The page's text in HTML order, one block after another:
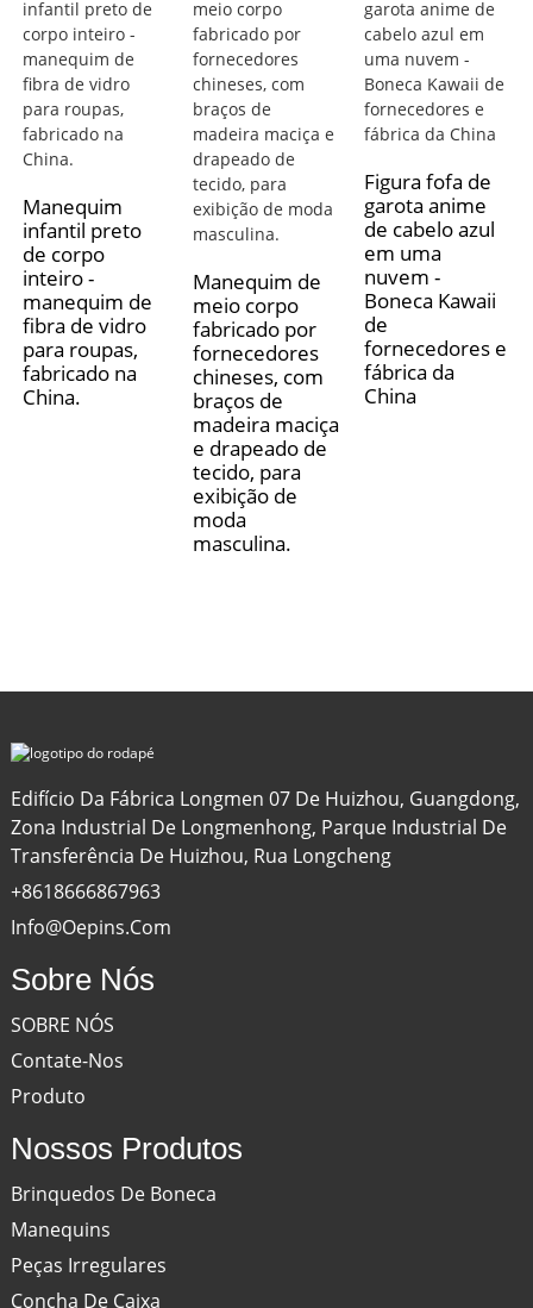
Manequim
infantil preto
de corpo
inteiro -
manequim de
fibra de vidro
para roupas,
fabricado na
China.
Manequim de
meio corpo
fabricado por
fornecedores
chineses, com
braços de
madeira maciça
e drapeado de
tecido, para
exibição de
moda
masculina.
Figura fofa de
garota anime
de cabelo azul
em uma
nuvem -
Boneca Kawaii
de
fornecedores e
fábrica da
China
Edifício Da Fábrica Longmen 07 De Huizhou, Guangdong,
Zona Industrial De Longmenhong, Parque Industrial De
Transferência De Huizhou, Rua Longcheng
+8618666867963
Info@oepins.com
Sobre Nós
SOBRE NÓS
Contate-Nos
Produto
Nossos Produtos
Brinquedos De Boneca
Manequins
Peças Irregulares
Concha De Caixa